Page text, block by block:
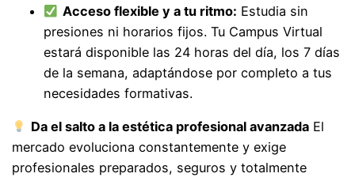
Acceso flexible y a tu ritmo: Estudia sin
presiones ni horarios fijos. Tu Campus Virtual
estará disponible las 24 horas del día, los 7 días
de la semana, adaptándose por completo a tus
necesidades formativas.
Da el salto a la estética profesional avanzadaEl
mercado evoluciona constantemente y exige
profesionales preparados, seguros y totalmente